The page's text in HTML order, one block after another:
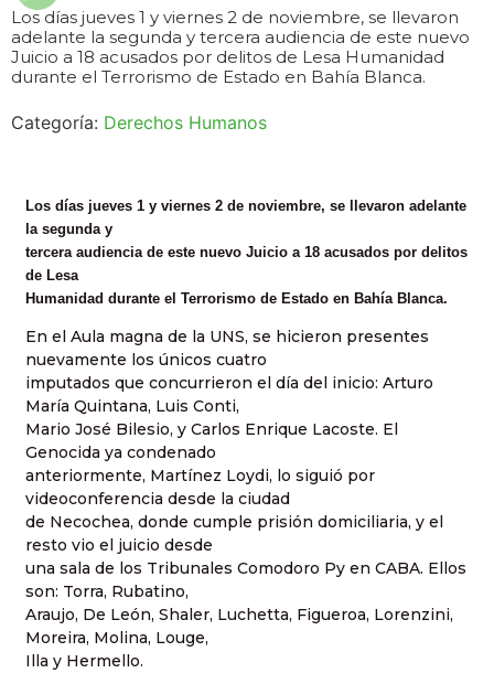
Los días jueves 1 y viernes 2 de noviembre, se llevaron
adelante la segunda y tercera audiencia de este nuevo
Juicio a 18 acusados por delitos de Lesa Humanidad
durante el Terrorismo de Estado en Bahía Blanca.
Categoría: Derechos Humanos
Los días jueves 1 y viernes 2 de noviembre, se llevaron adelante
la segunda y
tercera audiencia de este nuevo Juicio a 18 acusados por delitos
de Lesa
Humanidad durante el Terrorismo de Estado en Bahía Blanca.
En el Aula magna de la UNS, se hicieron presentes
nuevamente los únicos cuatro
imputados que concurrieron el día del inicio: Arturo
María Quintana, Luis Conti,
Mario José Bilesio, y Carlos Enrique Lacoste. El
Genocida ya condenado
anteriormente, Martínez Loydi, lo siguió por
videoconferencia desde la ciudad
de Necochea, donde cumple prisión domiciliaria, y el
resto vio el juicio desde
una sala de los Tribunales Comodoro Py en CABA. Ellos
son: Torra, Rubatino,
Araujo, De León, Shaler, Luchetta, Figueroa, Lorenzini,
Moreira, Molina, Louge,
Illa y Hermello.